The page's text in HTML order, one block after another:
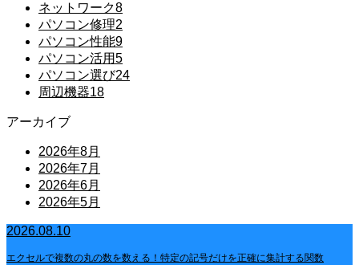
ネットワーク8
パソコン修理2
パソコン性能9
パソコン活用5
パソコン選び24
周辺機器18
アーカイブ
2026年8月
2026年7月
2026年6月
2026年5月
2026.08.10
エクセルで複数の丸の数を数える！特定の記号だけを正確に集計する関数